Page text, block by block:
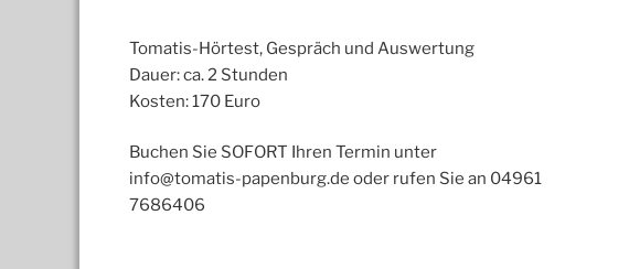
Tomatis-Hörtest, Gespräch und Auswertung
Dauer: ca. 2 Stunden
Kosten: 170 Euro
Buchen Sie SOFORT Ihren Termin unter
info@tomatis-papenburg.de oder rufen Sie an 04961
7686406